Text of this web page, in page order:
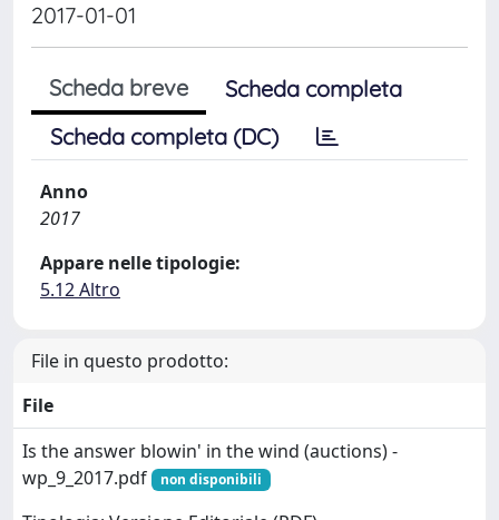
2017-01-01
Scheda breve
Scheda completa
Scheda completa (DC)
Anno
2017
Appare nelle tipologie:
5.12 Altro
File in questo prodotto:
File
Is the answer blowin' in the wind (auctions) -
wp_9_2017.pdf
non disponibili